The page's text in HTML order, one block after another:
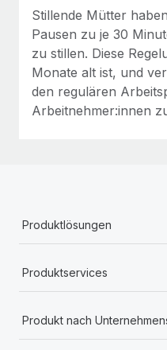
Stillende Mütter
Pausen zu je 30
zu stillen. Diese
Monate alt ist, und
den regulären
Arbeitnehmer:innen
Produktlösungen
Produktservices
Produkt nach